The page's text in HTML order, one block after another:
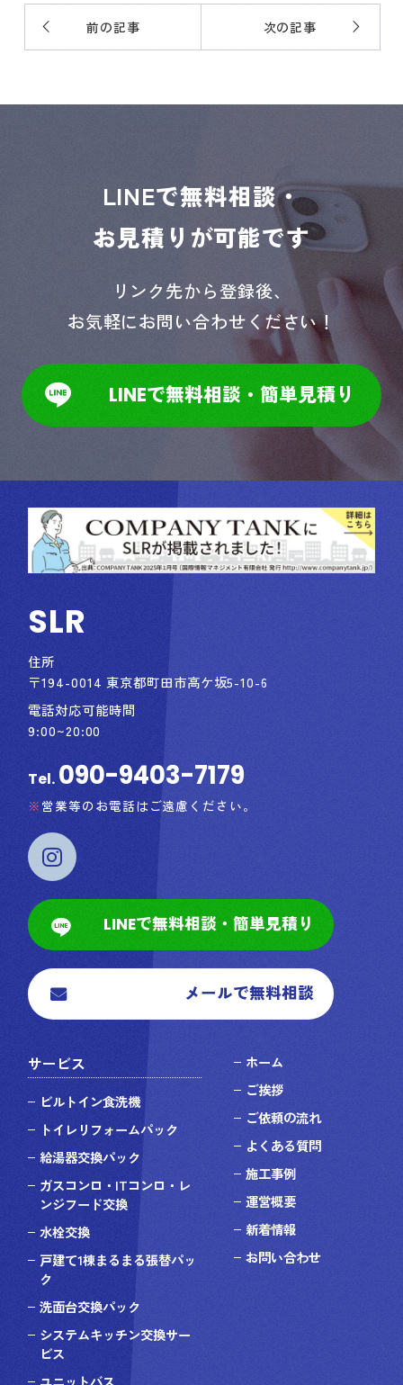
前の記事 次の記事
LINEで無料相談・
お見積りが可能です
リンク先から登録後、
お気軽にお問い合わせください！
LINEで無料相談・簡単見積り
SLR
住所
〒194-0014 東京都町田市高ケ坂5-10-6
電話対応可能時間
9:00~20:00
Tel. 090-9403-7179
営業等のお電話はご遠慮ください。
LINEで無料相談・簡単見積り
メールで無料相談
サービス
ビルトイン食洗機
トイレリフォームパック
給湯器交換パック
ガスコンロ・ITコンロ・レ
ンジフード交換
水栓交換
戸建て1棟まるまる張替パッ
ク
洗面台交換パック
システムキッチン交換サー
ビス
ユニットバス
ホーム
ご挨拶
ご依頼の流れ
よくある質問
施工事例
運営概要
新着情報
お問い合わせ